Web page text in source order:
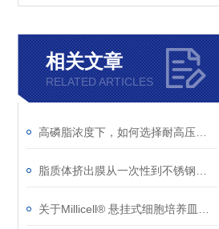
相关文章
RELATED ARTICLES